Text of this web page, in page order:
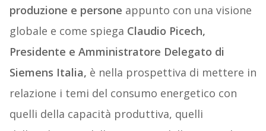
produzione e persone appunto con una visione
globale e come spiega Claudio Picech,
Presidente e Amministratore Delegato di
Siemens Italia, è nella prospettiva di mettere in
relazione i temi del consumo energetico con
quelli della capacità produttiva, quelli